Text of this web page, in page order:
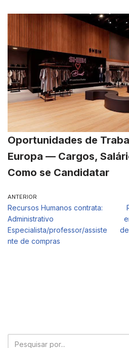
Oportunidades de
Europa — Cargos,
Como se Candidatar
ANTERIOR
Recursos Humanos contrata:
Administrativo
Especialista/professor/assiste
nte de compras